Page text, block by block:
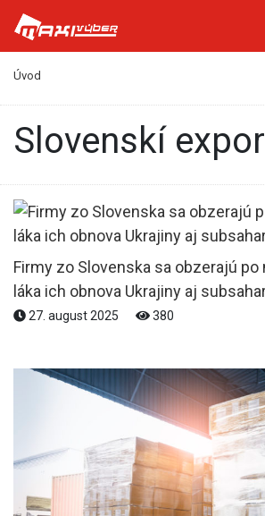
Úvod
Slovenskí
Firmy zo Slovenska sa obzerajú
láka ich obnova Ukrajiny aj
27. august 2025 380